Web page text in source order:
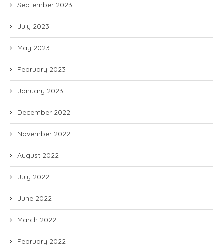
September 2023
July 2023
May 2023
February 2023
January 2023
December 2022
November 2022
August 2022
July 2022
June 2022
March 2022
February 2022